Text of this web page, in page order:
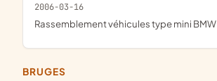
2006-03-16
Rassemblement véhicules type mini BMW
BRUGES